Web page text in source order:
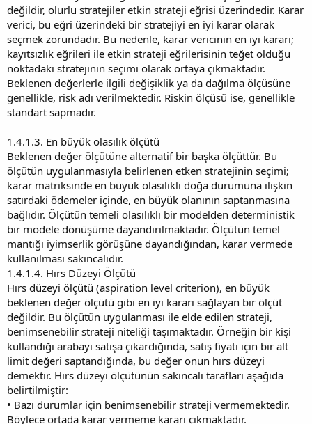
değildir, olurlu stratejiler etkin strateji eğrisi üzerindedir. Karar
verici, bu eğri üzerindeki bir stratejiyi en iyi karar olarak
seçmek zorundadır. Bu nedenle, karar vericinin en iyi kararı;
kayıtsızlık eğrileri ile etkin strateji eğrilerisinin teğet olduğu
noktadaki stratejinin seçimi olarak ortaya çıkmaktadır.
Beklenen değerlerle ilgili değişiklik ya da dağılma ölçüsüne
genellikle, risk adı verilmektedir. Riskin ölçüsü ise, genellikle
standart sapmadır.
1.4.1.3. En büyük olasılık ölçütü
Beklenen değer ölçütüne alternatif bir başka ölçüttür. Bu
ölçütün uygulanmasıyla belirlenen etken stratejinin seçimi;
karar matriksinde en büyük olasılıklı doğa durumuna ilişkin
satırdaki ödemeler içinde, en büyük olanının saptanmasına
bağlıdır. Ölçütün temeli olasılıklı bir modelden deterministik
bir modele dönüşüme dayandırılmaktadır. Ölçütün temel
mantığı iyimserlik görüşüne dayandığından, karar vermede
kullanılması sakıncalıdır.
1.4.1.4. Hırs Düzeyi Ölçütü
Hırs düzeyi ölçütü (aspiration level criterion), en büyük
beklenen değer ölçütü gibi en iyi kararı sağlayan bir ölçüt
değildir. Bu ölçütün uygulanması ile elde edilen strateji,
benimsenebilir strateji niteliği taşımaktadır. Örneğin bir kişi
kullandığı arabayı satışa çıkardığında, satış fiyatı için bir alt
limit değeri saptandığında, bu değer onun hırs düzeyi
demektir. Hırs düzeyi ölçütünün sakıncalı tarafları aşağıda
belirtilmiştir:
• Bazı durumlar için benimsenebilir strateji vermemektedir.
Böylece ortada karar vermeme kararı çıkmaktadır.